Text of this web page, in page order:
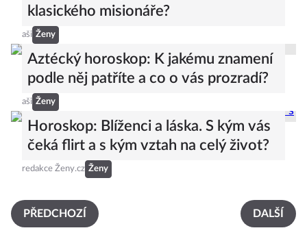
klasického misionáře?
aši Ženy
Aztécký horoskop: K jakému znamení
podle něj patříte a co o vás prozradí?
aši Ženy
Horoskop: Blíženci a láska. S kým vás
čeká flirt a s kým vztah na celý život?
redakce Ženy.cz Ženy
PŘEDCHOZÍ DALŠÍ